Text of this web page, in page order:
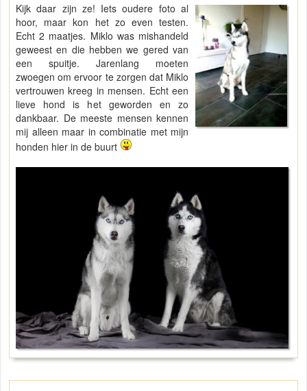
Kijk daar zijn ze! Iets oudere foto al
hoor, maar kon het zo even testen.
Echt 2 maatjes. Miklo was mishandeld
geweest en die hebben we gered van
een spuitje. Jarenlang moeten
zwoegen om ervoor te zorgen dat Miklo
vertrouwen kreeg in mensen. Echt een
lieve hond is het geworden en zo
dankbaar. De meeste mensen kennen
mij alleen maar in combinatie met mijn
honden hier in de buurt